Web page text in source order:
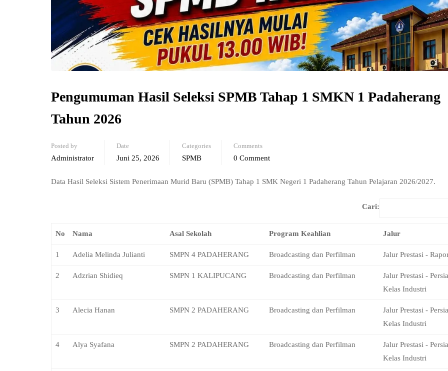
Pengumuman Hasil Seleksi SPMB Tahap 1 SMKN 1 Padaherang
Tahun 2026
Posted by
Administrator
Date
Juni 25, 2026
Categories
SPMB
Comments
0 Comment
Data Hasil Seleksi Sistem Penerimaan Murid Baru (SPMB) Tahap 1 SMK Negeri 1 Padaherang Tahun Pelajaran 2026/2027.
Cari:
No Nama Asal Sekolah Program Keahlian Jalur
1 Adelia Melinda Julianti SMPN 4 PADAHERANG Broadcasting dan Perfilman Jalur Prestasi -
2 Adzrian Shidieq SMPN 1 KALIPUCANG Broadcasting dan Perfilman
Jalur Prestasi -
Kelas Industri
3 Alecia Hanan SMPN 2 PADAHERANG Broadcasting dan Perfilman
Jalur Prestasi -
Kelas Industri
4 Alya Syafana SMPN 2 PADAHERANG Broadcasting dan Perfilman
Jalur Prestasi -
Kelas Industri